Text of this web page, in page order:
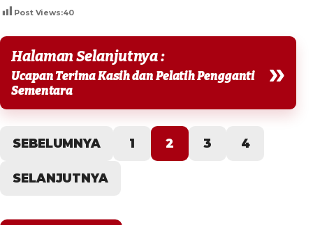
Post Views:40
Halaman Selanjutnya :
Ucapan Terima Kasih dan Pelatih Pengganti
Sementara
»
SEBELUMNYA 1 2 3 4
SELANJUTNYA